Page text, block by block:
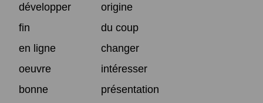
développer
origine
fin
du coup
en ligne
changer
oeuvre
intéresser
bonne
présentation